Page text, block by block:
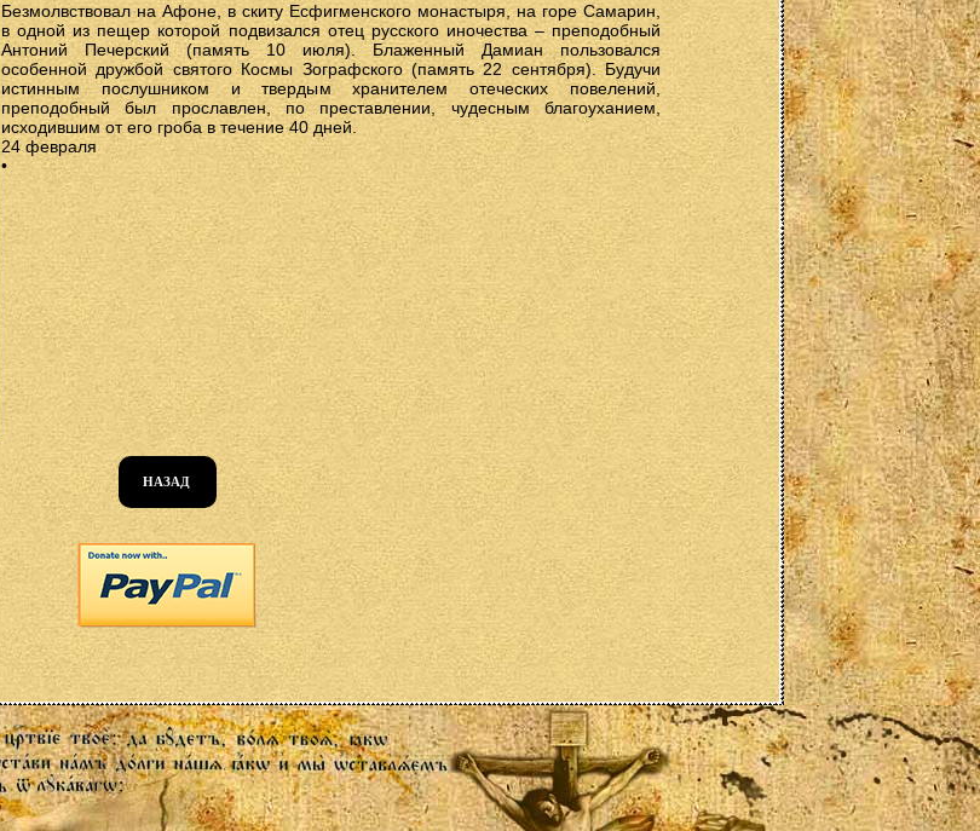
Безмолвствовал на Афоне, в скиту Есфигменского монастыря, на горе Самарин,
в одной из пещер которой подвизался отец русского иночества – преподобный
Антоний Печерский (память 10 июля). Блаженный Дамиан пользовался
особенной дружбой святого Космы Зографского (память 22 сентября). Будучи
истинным послушником и твердым хранителем отеческих повелений,
преподобный был прославлен, по преставлении, чудесным благоуханием,
исходившим от его гроба в течение 40 дней.
24 февраля
•
НАЗАД